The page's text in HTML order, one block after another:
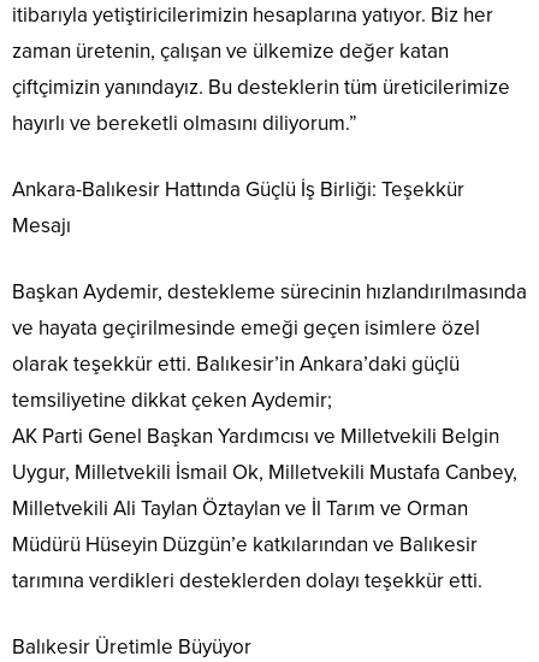
itibarıyla yetiştiricilerimizin hesaplarına yatıyor. Biz her
zaman üretenin, çalışan ve ülkemize değer katan
çiftçimizin yanındayız. Bu desteklerin tüm üreticilerimize
hayırlı ve bereketli olmasını diliyorum.”
Ankara-Balıkesir Hattında Güçlü İş Birliği: Teşekkür
Mesajı
Başkan Aydemir, destekleme sürecinin hızlandırılmasında
ve hayata geçirilmesinde emeği geçen isimlere özel
olarak teşekkür etti. Balıkesir’in Ankara’daki güçlü
temsiliyetine dikkat çeken Aydemir;
AK Parti Genel Başkan Yardımcısı ve Milletvekili Belgin
Uygur, Milletvekili İsmail Ok, Milletvekili Mustafa Canbey,
Milletvekili Ali Taylan Öztaylan ve İl Tarım ve Orman
Müdürü Hüseyin Düzgün’e katkılarından ve Balıkesir
tarımına verdikleri desteklerden dolayı teşekkür etti.
Balıkesir Üretimle Büyüyor